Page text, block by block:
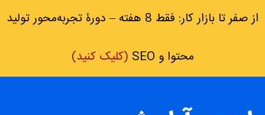
از صفر تا بازار کار: فقط 8 هفته – دورۀ تجربه‌محور تولید
محتوا و SEO (کلیک کنید)